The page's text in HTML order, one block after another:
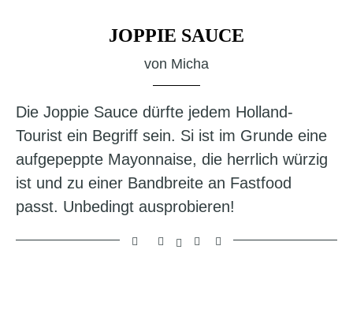
JOPPIE SAUCE
von Micha
Die Joppie Sauce dürfte jedem Holland-
Tourist ein Begriff sein. Si ist im Grunde eine
aufgepeppte Mayonnaise, die herrlich würzig
ist und zu einer Bandbreite an Fastfood
passt. Unbedingt ausprobieren!